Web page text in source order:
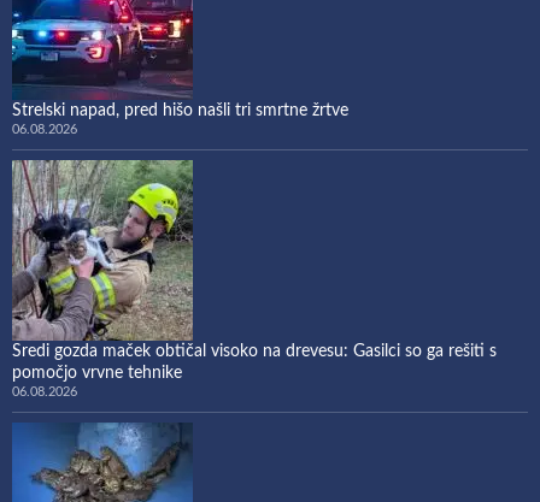
Strelski napad, pred hišo našli tri smrtne žrtve
06.08.2026
Sredi gozda maček obtičal visoko na drevesu: Gasilci so ga rešiti s
pomočjo vrvne tehnike
06.08.2026